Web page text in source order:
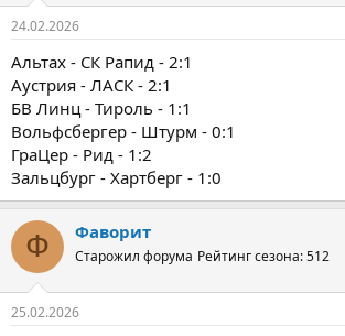
24.02.2026
Альтах - СК Рапид - 2:1
Аустрия - ЛАСК - 2:1
БВ Линц - Тироль - 1:1
Вольфсбергер - Штурм - 0:1
ГраЦер - Рид - 1:2
Зальцбург - Хартберг - 1:0
Ф Фаворит
Старожил форума Рейтинг сезона: 512
25.02.2026